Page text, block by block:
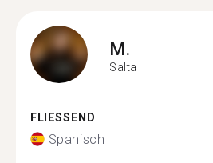
M.
Salta
FLIESSEND
Spanisch